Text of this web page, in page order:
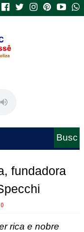
Busc
fundadora
0
rica e nobre